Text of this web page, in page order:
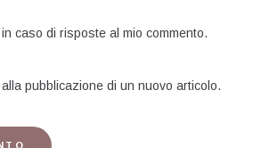
caso di risposte al mio commento.
pubblicazione di un nuovo articolo.